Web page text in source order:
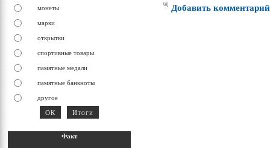
Добавить комментарий
монеты
марки
открытки
спортивные товары
памятные медали
памятные банкноты
другое
Факт